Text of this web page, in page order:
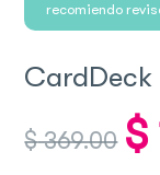
recomiendo
$369.00 $